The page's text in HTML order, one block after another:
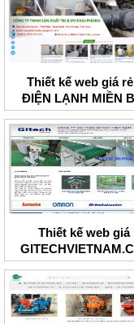
Thiết kế web giá
ĐIỆN LẠNH MIỀN
Thiết kế web giá